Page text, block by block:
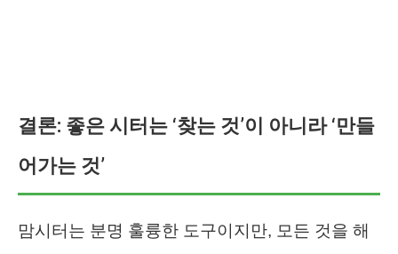
결론: 좋은 시터는 ‘찾는 것’이 아니라 ‘만들
어가는 것’
맘시터는 분명 훌륭한 도구이지만, 모든 것을 해